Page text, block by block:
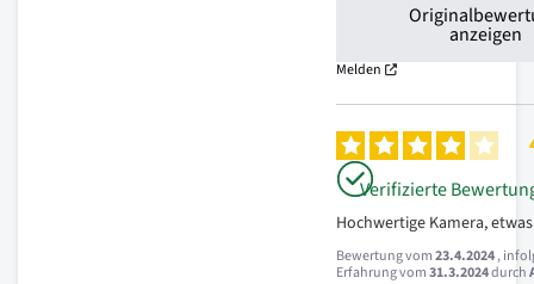
anzeigen
Melden
Verifizierte
Hochwertige Kamera,
Bewertung vom23.4.2024,
Erfahrung vom31.3.2024durch